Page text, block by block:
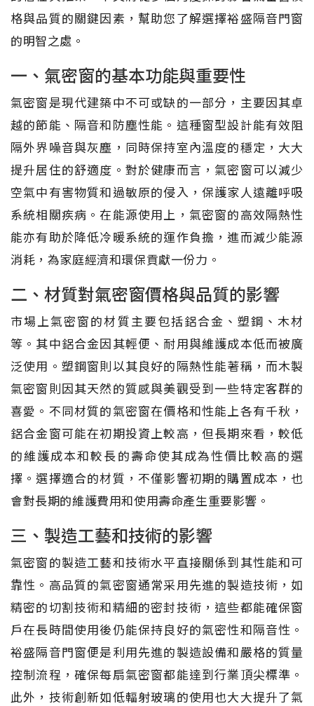
格與品質的關鍵因素，幫助您了解選擇裕盛隔音門窗
的明智之處。
一、氣密窗的基本功能與重要性
氣密窗是現代建築中不可或缺的一部分，主要因其卓
越的節能、隔音和防塵性能。這種窗型設計能有效阻
隔外界噪音與灰塵，同時保持室內溫度的穩定，大大
提升居住的舒適度。對於健康而言，氣密窗可以減少
空氣中有害物質和過敏原的侵入，保護家人遠離呼吸
系統相關疾病。在能源使用上，氣密窗的高效隔熱性
能亦有助於降低冷暖系統的運作負擔，進而減少能源
消耗，為家庭經濟和環保貢獻一份力。
二、材質對氣密窗價格與品質的影響
市場上氣密窗的材質主要包括鋁合金、塑鋼、木材
等。其中鋁合金因其輕便、耐用與維護成本低而被廣
泛使用。塑鋼窗則以其良好的隔熱性能著稱，而木製
氣密窗則因其天然的質感與美觀受到一些特定客群的
喜愛。不同材質的氣密窗在價格和性能上各有千秋，
鋁合金窗可能在初期投資上較高，但長期來看，較低
的維護成本和較長的壽命使其成為性價比較高的選
擇。選擇適合的材質，不僅影響初期的購置成本，也
會對長期的維護費用和使用壽命產生重要影響。
三、製造工藝和技術的影響
氣密窗的製造工藝和技術水平直接關係到其性能和可
靠性。高品質的氣密窗通常采用先進的製造技術，如
精密的切割技術和精細的密封技術，這些都能確保窗
戶在長時間使用後仍能保持良好的氣密性和隔音性。
裕盛隔音門窗便是利用先進的製造設備和嚴格的質量
控制流程，確保每扇氣密窗都能達到行業頂尖標準。
此外，技術創新如低輻射玻璃的使用也大大提升了氣